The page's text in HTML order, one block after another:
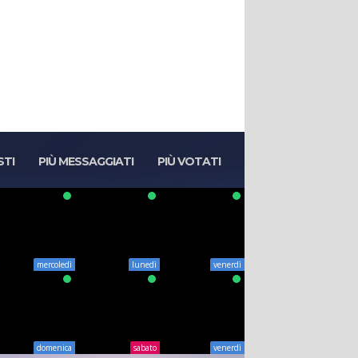
PIÙ MESSAGGIATI PIÙ VOTATI
mercoledì lunedì venerdì
domenica sabato venerdì